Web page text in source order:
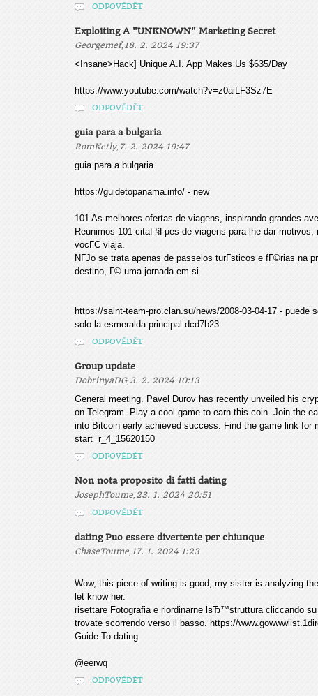
ODPOVĚDĚT
Exploiting A "UNKNOWN" Marketing Secret
Georgemef,18. 2. 2024 19:37
<Insane>Hack] Unique A.I. App Makes Us $635/Day
https://www.youtube.com/watch?v=z0aiLF3Sz7E
ODPOVĚDĚT
guia para a bulgaria
RomKetly, 7. 2. 2024 19:47
guia para a bulgaria
https://guidetopanama.info/ - new
101 As melhores ofertas de viagens, inspirando grandes
Reunimos 101 citaГ§Гµes de viagens para lhe dar
vocГЄ viaja.
NГЈo se trata apenas de passeios turГ­sticos e fГ©rias na
destino, Г© uma jornada em si.
https://saint-team-pro.clan.su/news/2008-03-04-17 - puede
solo la esmeralda principal dcd7b23
ODPOVĚDĚT
Group update
DobrinyaDG, 3. 2. 2024 10:13
General meeting. Pavel Durov has recently unveiled his
on Telegram. Play a cool game to earn this coin. Join the
into Bitcoin early achieved success. Find the game link for
start=r_4_15620150
ODPOVĚDĚT
Non nota proposito di fatti dating
JosephToume, 23. 1. 2024 20:51
ODPOVĚDĚT
dating Puo essere divertente per chiunque
ChaseToume, 17. 1. 2024 1:23
Wow, this piece of writing is good, my sister is analyzing
let know her.
risettare Fotografia e riordinarne lвЂ™struttura cliccando
trovate scorrendo verso il basso. https://
Guide To dating
@eerwq
ODPOVĚDĚT